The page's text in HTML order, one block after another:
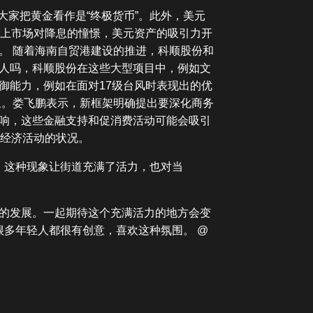
把黄金看作是“终极货币”。此外，美元
市场对降息的憧憬，美元资产的吸引力开
随着海南自贸港建设的推进，科顺股份和
吗，科顺股份在这些大型项目中，例如文
能力，例如在面对17级台风时表现出的优
娄飞鹏表示，新框架明确提出要深化商务
这些金融支持和促消费活动可能会吸引
济活动的状况。
种现象让街道充满了活力，也对当
发展。一起期待这个充满活力的地方会变
年轻人都很有创意，喜欢这种氛围。 @